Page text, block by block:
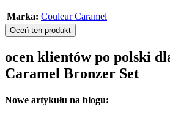
Marka: Couleur Caramel
Oceń ten produkt
ocen klientów po polski
Caramel Bronzer Set
Nowe artykułu na blogu: